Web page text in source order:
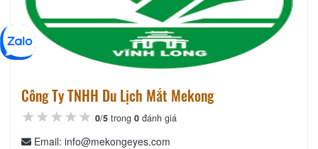
Công Ty TNHH Du Lịch Mắt Mekong
★★★★★
★★★★★
★★★★★ 0/5 trong 0 đánh giá
Email: info@mekongeyes.com